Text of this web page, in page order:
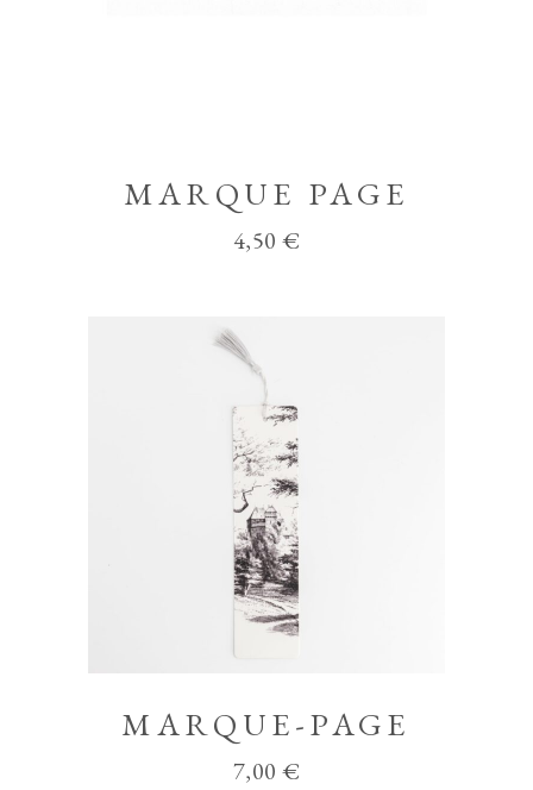
MARQUE PAGE
4,50€
MARQUE-PAGE
7,00€